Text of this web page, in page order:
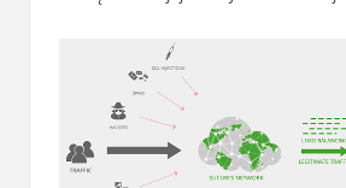
do WordPress jest użycie
zapora sieciowa WordPress
kompleksowy plugin
Zapora sieciowa Sucuri